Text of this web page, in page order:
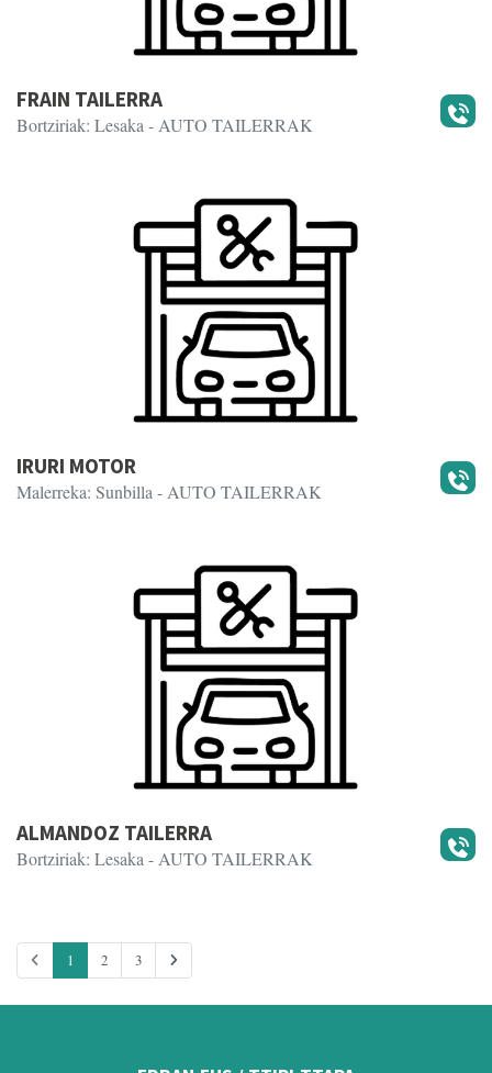
FRAIN TAILERRA
Bortziriak: Lesaka - AUTO TAILERRAK
IRURI MOTOR
Malerreka: Sunbilla - AUTO TAILERRAK
ALMANDOZ TAILERRA
Bortziriak: Lesaka - AUTO TAILERRAK
1 2 3